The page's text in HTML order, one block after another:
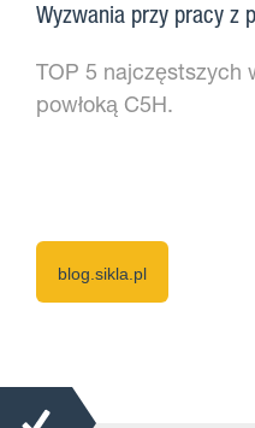
Wyzwania przy pracy z
TOP 5 najczęstszych
powłoką C5H.
blog.sikla.pl